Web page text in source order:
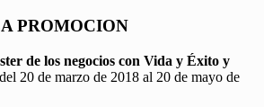
PROMOCION
de los negocios con Vida y Éxito y
20 de marzo de 2018 al 20 de mayo de